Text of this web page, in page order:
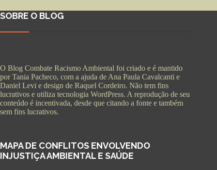
SOBRE O BLOG
O Blog Combate Racismo Ambiental foi criado e é mantido
por Tania Pacheco, com a ajuda de Ana Paula Cavalcanti e
Daniel Levi e design de Raquel Cordeiro. Não tem fins
lucrativos e utiliza tecnologia WordPress. A reprodução de seu
conteúdo é incentivada, desde que citando a fonte e também
sem fins lucrativos.
MAPA DE CONFLITOS ENVOLVENDO
INJUSTIÇA AMBIENTAL E SAÚDE